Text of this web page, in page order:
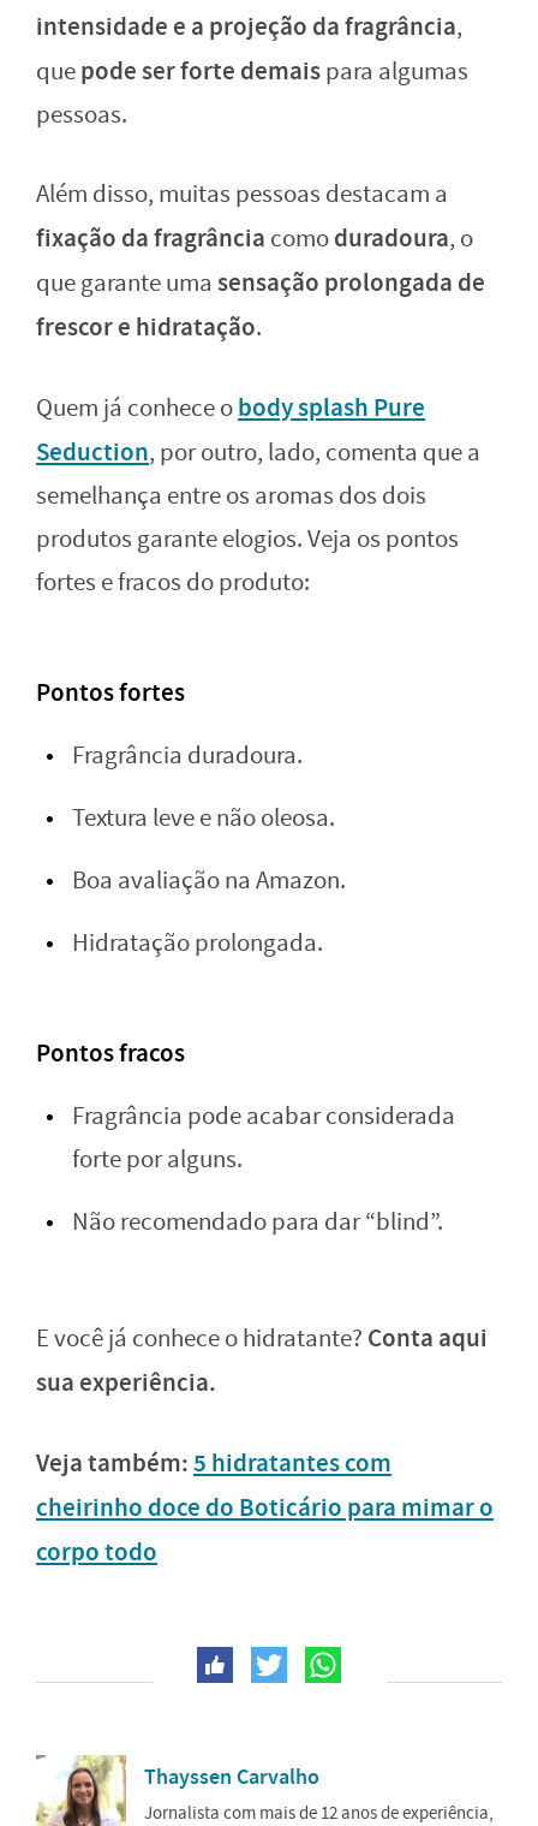
intensidade e a projeção da fragrância,
quepode ser forte demaispara algumas
pessoas.
Além disso, muitas pessoas destacam a
fixação da fragrância comoduradoura, o
que garante uma sensação prolongada de
frescor e hidratação.
Quem já conhece obody splash Pure
Seduction, por outro, lado, comenta que a
semelhança entre os aromas dos dois
produtos garante elogios. Veja os pontos
fortes e fracos do produto:
Pontos fortes
Fragrância duradoura.
Textura leve e não oleosa.
Boa avaliação na Amazon.
Hidratação prolongada.
Pontos fracos
Fragrância pode acabar considerada
forte por alguns.
Não recomendado para dar “blind”.
E você já conhece o hidratante? Conta aqui
sua experiência.
Veja também:5 hidratantes com
cheirinho doce do Boticário para mimar o
corpo todo
Thayssen Carvalho
Jornalista com mais de 12 anos de experiência,